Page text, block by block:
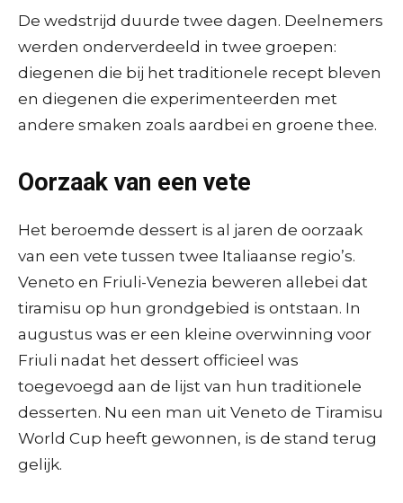
De wedstrijd duurde twee dagen. Deelnemers
werden onderverdeeld in twee groepen:
diegenen die bij het traditionele recept bleven
en diegenen die experimenteerden met
andere smaken zoals aardbei en groene thee.
Oorzaak van een vete
Het beroemde dessert is al jaren de oorzaak
van een vete tussen twee Italiaanse regio’s.
Veneto en Friuli-Venezia beweren allebei dat
tiramisu op hun grondgebied is ontstaan. In
augustus was er een kleine overwinning voor
Friuli nadat het dessert officieel was
toegevoegd aan de lijst van hun traditionele
desserten. Nu een man uit Veneto de Tiramisu
World Cup heeft gewonnen, is de stand terug
gelijk.